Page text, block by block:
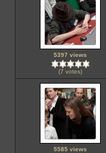
5397 views
(7 votes)
5585 views